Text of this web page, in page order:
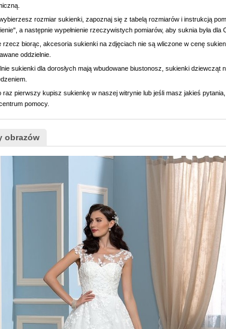
rozmiar sukienki, zapoznaj się z tabelą rozmiarów i instrukcją
a następnie wypełnienie rzeczywistych pomiarów, aby suknia była dla
rzecz biorąc, akcesoria sukienki na zdjęciach nie są wliczone w cenę
oddzielnie.
sukienki dla dorosłych mają wbudowane biustonosz, sukienki
raz pierwszy kupisz sukienkę w naszej witrynie lub jeśli masz jakieś
pomocy.
obrazów